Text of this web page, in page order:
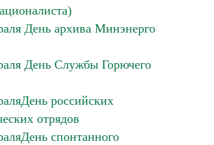
День архива Минэнерго
День Службы Горючего
российских
отрядов
спонтанного